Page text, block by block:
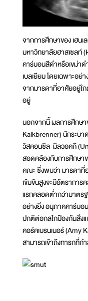
จากการศึกษาของ เฮน
มหาวิทยาลัยฮาสเซลท์
คาร์บอนสีดำหรือเขม่า
เบลเยียม โดยเฉพาะอย่
จากมารดาที่อาศัยอยู่ใ
อยู่
นอกจากนี้ ผลการศึกษา
Kalkbrenner) นักระบ
วิสคอนซิล-มิลวอคกี
สอดคล้องกับการศึกษาข
คณะ ซึ่งพบว่า มารดาที่
เข้มข้นสูงจะมีอัตรากา
แรกคลอดต่ำกว่ามาตร
อย่างยิ่ง อนุภาคคาร์บอ
ปกติต่อกลไกป้องกันสิ่ง
คอร์คเบรนเนอร์ (Amy
สามารถเข้าถึงทารกที่ก